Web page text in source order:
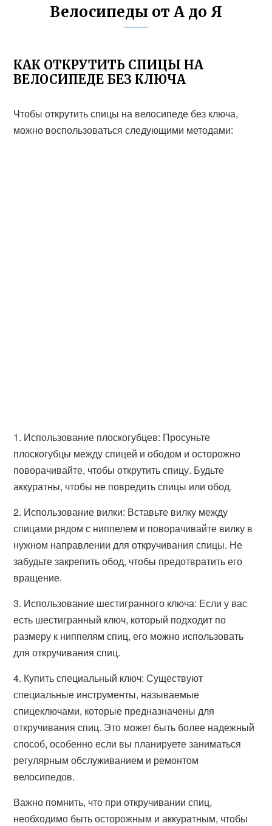
Велосипеды от А до Я
КАК ОТКРУТИТЬ СПИЦЫ НА
ВЕЛОСИПЕДЕ БЕЗ КЛЮЧА
Чтобы открутить спицы на велосипеде без ключа,
можно воспользоваться следующими методами:
1. Использование плоскогубцев: Просуньте
плоскогубцы между спицей и ободом и осторожно
поворачивайте, чтобы открутить спицу. Будьте
аккуратны, чтобы не повредить спицы или обод.
2. Использование вилки: Вставьте вилку между
спицами рядом с ниппелем и поворачивайте вилку в
нужном направлении для откручивания спицы. Не
забудьте закрепить обод, чтобы предотвратить его
вращение.
3. Использование шестигранного ключа: Если у вас
есть шестигранный ключ, который подходит по
размеру к ниппелям спиц, его можно использовать
для откручивания спиц.
4. Купить специальный ключ: Существуют
специальные инструменты, называемые
спицеключами, которые предназначены для
откручивания спиц. Это может быть более надежный
способ, особенно если вы планируете заниматься
регулярным обслуживанием и ремонтом
велосипедов.
Важно помнить, что при откручивании спиц,
необходимо быть осторожным и аккуратным, чтобы